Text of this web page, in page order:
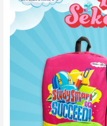
MOMMY
HAPPY